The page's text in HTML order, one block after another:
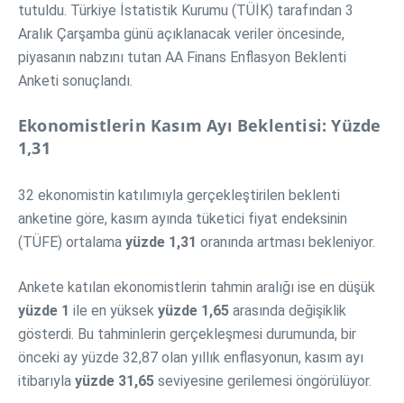
tutuldu. Türkiye İstatistik Kurumu (TÜİK) tarafından 3
Aralık Çarşamba günü açıklanacak veriler öncesinde,
piyasanın nabzını tutan AA Finans Enflasyon Beklenti
Anketi sonuçlandı.
Ekonomistlerin Kasım Ayı Beklentisi: Yüzde
1,31
32 ekonomistin katılımıyla gerçekleştirilen beklenti
anketine göre, kasım ayında tüketici fiyat endeksinin
(TÜFE) ortalama yüzde 1,31 oranında artması bekleniyor.
Ankete katılan ekonomistlerin tahmin aralığı ise en düşük
yüzde 1 ile en yüksek yüzde 1,65 arasında değişiklik
gösterdi. Bu tahminlerin gerçekleşmesi durumunda, bir
önceki ay yüzde 32,87 olan yıllık enflasyonun, kasım ayı
itibarıyla yüzde 31,65 seviyesine gerilemesi öngörülüyor.